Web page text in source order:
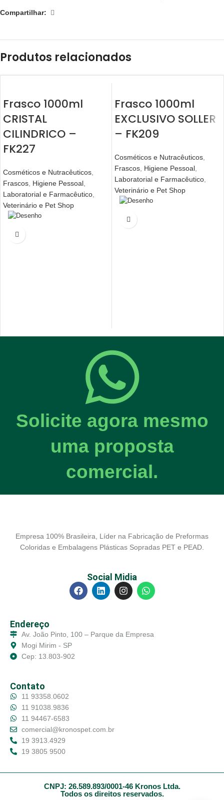
Compartilhar:
Produtos relacionados
Frasco 1000ml
CRISTAL
CILINDRICO –
FK227
Cosméticos e Nutracêuticos
Frascos Higiene Pessoal
Laboratorial e Farmacêutico
Veterinário e Pet Shop
Frasco 1000ml
EXCLUSIVO SOLLER
– FK209
Cosméticos e Nutracêuticos
Frascos Higiene Pessoal
Laboratorial e Farmacêutico
Veterinário e Pet Shop
Solicite agora mesmo
uma proposta
comercial.
Empresa 100% Brasileira, Líder na Fabricação de Preformas
Coloridas e Embalagens Plásticas Sopradas PET e PEAD.
Social Midia
Endereço
Av. João Pinto, 100 – Parque da Empresa
Mogi Mirim - SP
Cep: 13.803-902
Contato
11 93358.0602
11 91038.9836
11 94467-6583
comercial@kronospet.com.br
19 3913.4929
19 3805 9500
CNPJ: 26.589.893/0001-46 Kronos Ltda.
Todos os direitos reservados.